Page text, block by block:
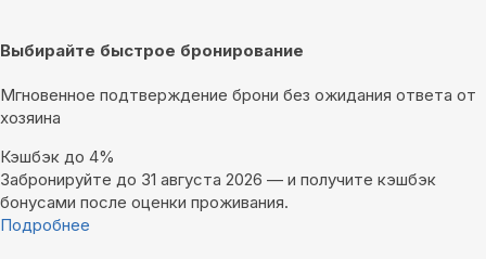
Выбирайте быстрое бронирование
Мгновенное подтверждение брони без ожидания ответа от
хозяина
Кэшбэк до 4%
Забронируйте до 31 августа 2026 — и получите кэшбэк
бонусами после оценки проживания.
Подробнее